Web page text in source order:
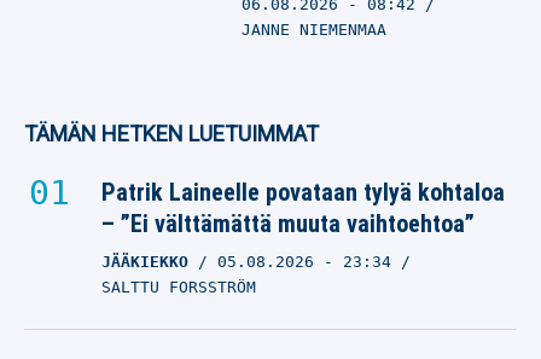
06.08.2026 - 08:42
JANNE NIEMENMAA
TÄMÄN HETKEN LUETUIMMAT
Patrik Laineelle povataan tylyä kohtaloa
– ”Ei välttämättä muuta vaihtoehtoa”
JÄÄKIEKKO 05.08.2026 - 23:34
SALTTU FORSSTRÖM